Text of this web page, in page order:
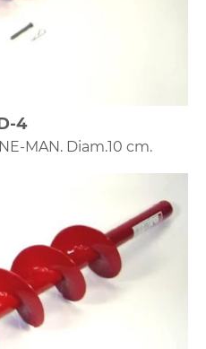
4
MAN. Diam.10 cm.